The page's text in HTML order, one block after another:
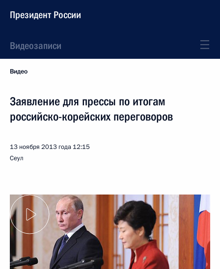
Президент России
Видеозаписи
Видео
Заявление для прессы по итогам
российско-корейских переговоров
13 ноября 2013 года 12:15
Сеул